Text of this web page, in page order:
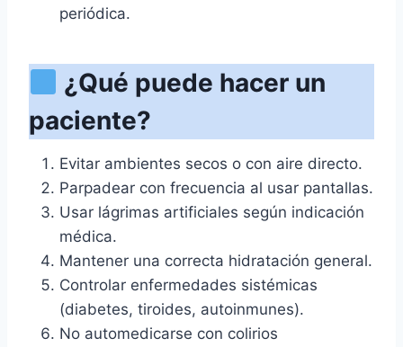
periódica.
¿Qué puede hacer un
paciente?
Evitar ambientes secos o con aire directo.
Parpadear con frecuencia al usar pantallas.
Usar lágrimas artificiales según indicación
médica.
Mantener una correcta hidratación general.
Controlar enfermedades sistémicas
(diabetes, tiroides, autoinmunes).
No automedicarse con colirios